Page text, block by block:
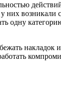
возникали